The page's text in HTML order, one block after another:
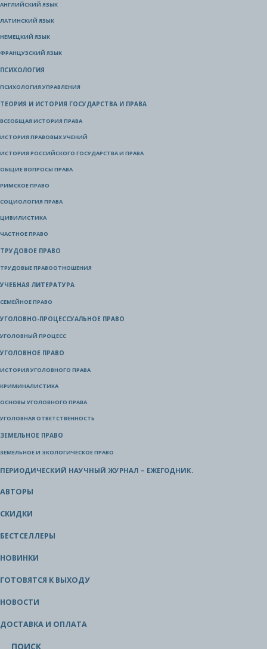
АНГЛИЙСКИЙ ЯЗЫК
ЛАТИНСКИЙ ЯЗЫК
НЕМЕЦКИЙ ЯЗЫК
ФРАНЦУЗСКИЙ ЯЗЫК
ПСИХОЛОГИЯ
ПСИХОЛОГИЯ УПРАВЛЕНИЯ
ТЕОРИЯ И ИСТОРИЯ ГОСУДАРСТВА И ПРАВА
ВСЕОБЩАЯ ИСТОРИЯ ПРАВА
ИСТОРИЯ ПРАВОВЫХ УЧЕНИЙ
ИСТОРИЯ РОССИЙСКОГО ГОСУДАРСТВА И ПРАВА
ОБЩИЕ ВОПРОСЫ ПРАВА
РИМСКОЕ ПРАВО
СОЦИОЛОГИЯ ПРАВА
ЦИВИЛИСТИКА
ЧАСТНОЕ ПРАВО
ТРУДОВОЕ ПРАВО
ТРУДОВЫЕ ПРАВООТНОШЕНИЯ
УЧЕБНАЯ ЛИТЕРАТУРА
СЕМЕЙНОЕ ПРАВО
УГОЛОВНО-ПРОЦЕССУАЛЬНОЕ ПРАВО
УГОЛОВНЫЙ ПРОЦЕСС
УГОЛОВНОЕ ПРАВО
ИСТОРИЯ УГОЛОВНОГО ПРАВА
КРИМИНАЛИСТИКА
ОСНОВЫ УГОЛОВНОГО ПРАВА
УГОЛОВНАЯ ОТВЕТСТВЕННОСТЬ
ЗЕМЕЛЬНОЕ ПРАВО
ЗЕМЕЛЬНОЕ И ЭКОЛОГИЧЕСКОЕ ПРАВО
ПЕРИОДИЧЕСКИЙ НАУЧНЫЙ ЖУРНАЛ – ЕЖЕГОДНИК.
АВТОРЫ
СКИДКИ
БЕСТСЕЛЛЕРЫ
НОВИНКИ
ГОТОВЯТСЯ К ВЫХОДУ
НОВОСТИ
ДОСТАВКА И ОПЛАТА
ПОИСК